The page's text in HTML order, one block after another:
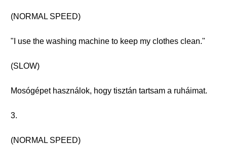
(NORMAL SPEED)
"I use the washing machine to keep my clothes clean."
(SLOW)
Mosógépet használok, hogy tisztán tartsam a ruháimat.
3.
(NORMAL SPEED)